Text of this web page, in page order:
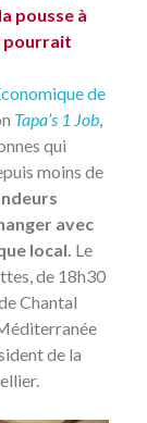
pousse à
pourrait
de
Tapa’s 1 Job
qui
moins de
avec
local. Le
de 18h30
Chantal
de la